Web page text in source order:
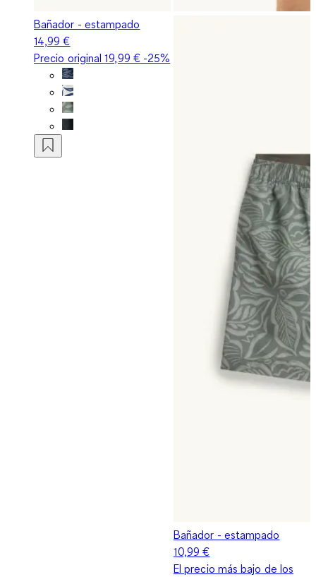
Bañador - estampado
14,99 €
Precio original19,99 €-25%
Bañador - estampado
10,99 €
El precio más bajo de los